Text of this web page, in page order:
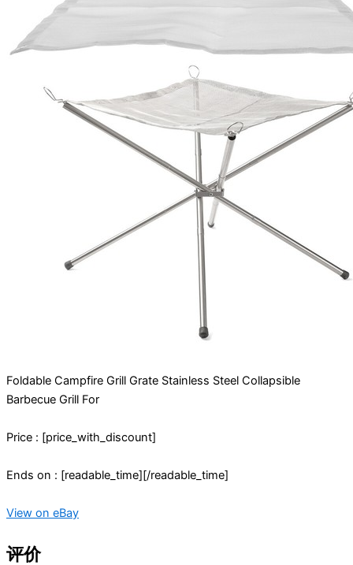
Foldable Campfire Grill Grate Stainless Steel Collapsible
Barbecue Grill For
Price : [price_with_discount]
Ends on : [readable_time][/readable_time]
View on eBay
评价